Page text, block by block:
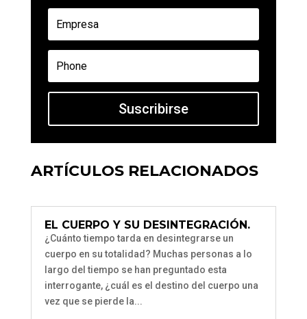
Suscribirse
ARTÍCULOS RELACIONADOS
EL CUERPO Y SU DESINTEGRACIÓN.
¿Cuánto tiempo tarda en desintegrarse un
cuerpo en su totalidad? Muchas personas a lo
largo del tiempo se han preguntado esta
interrogante, ¿cuál es el destino del cuerpo una
vez que se pierde la...